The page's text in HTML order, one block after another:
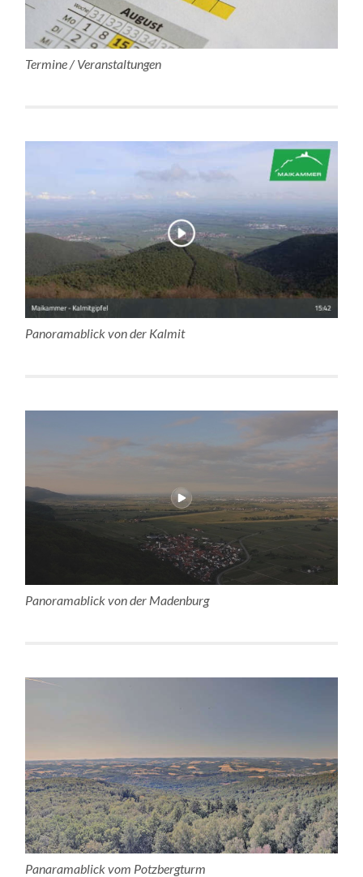
Termine / Veranstaltungen
Panoramablick von der Kalmit
Panoramablick von der Madenburg
Panaramablick vom Potzbergturm